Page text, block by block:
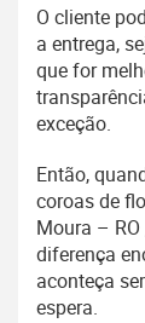
O cliente
a entrega,
que for
exceção.
Então,
coroas de
Moura –
diferença
aconteça
espera.